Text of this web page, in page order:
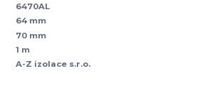
6470AL
64 mm
70 mm
1 m
A-Z izolace s.r.o.